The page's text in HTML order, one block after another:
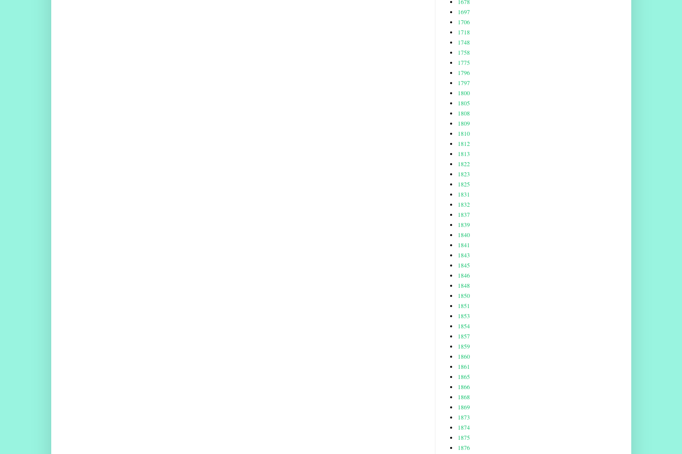
1697
1706
1718
1748
1758
1775
1796
1797
1800
1805
1808
1809
1810
1812
1813
1822
1823
1825
1831
1832
1837
1839
1840
1841
1843
1845
1846
1848
1850
1851
1853
1854
1857
1859
1860
1861
1865
1866
1868
1869
1873
1874
1875
1876